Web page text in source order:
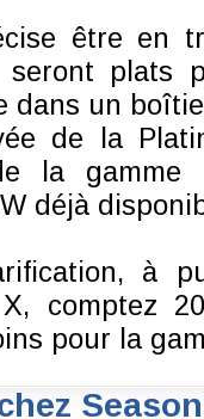
être en
seront plats
dans un
de la
la
déjà
à
comptez
pour la